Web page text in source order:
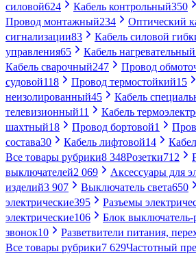
силовой624 Кабель контрольный350
Провод монтажный234 Оптический
сигнализации83 Кабель силовой
управления65 Кабель нагревательный
Кабель сварочный247 Провод
судовой118 Провод термостойкий15
неизолированный45 Кабель
телевизионный11 Кабель
шахтный18 Провод бортовой1
состава30 Кабель лифтовой14
Все товары рубрики8 348Розетки712
выключателей2 069
Аксессуары для
изделий3 907 Выключатель света650
электрические395 Разъемы
электрические106 Блок выключатель-
звонок10 Разветвители питания,
Все товары рубрики7 629Частотный